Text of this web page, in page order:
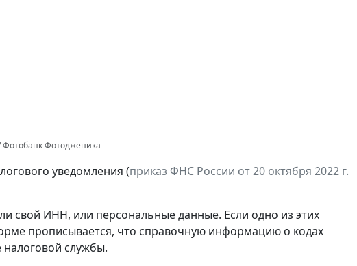
Фотобанк Фотодженика
уведомления (приказ ФНС России от 20 октября 2022 г.
свой ИНН, или персональные данные. Если одно из этих
прописывается, что справочную информацию о кодах
службы.